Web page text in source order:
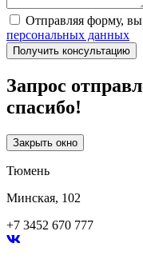
Отправляя форму, вы
персональных данных
Получить консультацию
Запрос
спасибо!
Закрыть окно
Тюмень
Минская, 102
+7 3452 670 777